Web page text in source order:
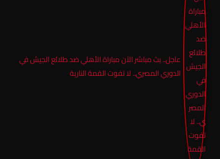
عاجل.. بث مباشر الآن مباراة الأهلي ضد طلائع الجيش في
الدوري المصري.. لا تفوت القمة النارية